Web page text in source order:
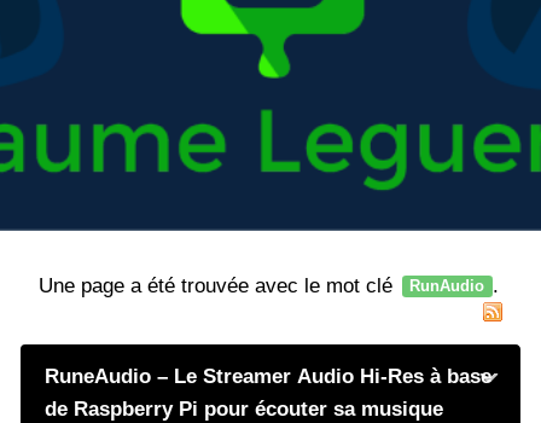
Une page a été trouvée avec le mot clé RunAudio .
RuneAudio – Le Streamer Audio Hi-Res à base
de Raspberry Pi pour écouter sa musique